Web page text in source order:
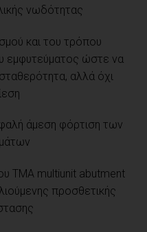
νωδότητας
και του τρόπου
εμφυτεύματος ώστε να
αλλά όχι
άμεση φόρτιση των
ΤΜΑ multiunit abutment
προσθετικής